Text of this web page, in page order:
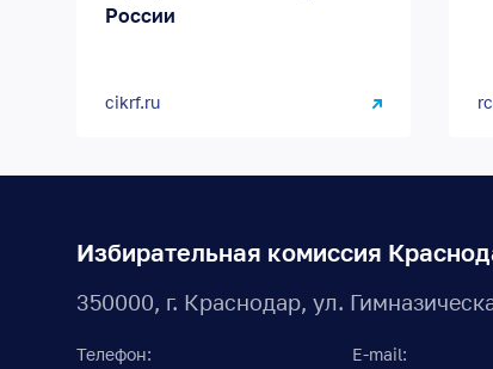
России
cikrf.ru
Избирательная комиссия
350000, г. Краснодар, ул.
Телефон: E-mail: